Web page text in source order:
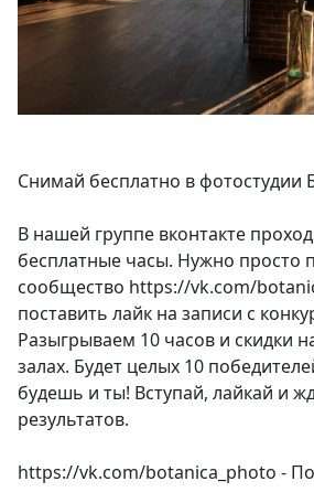
Снимай бесплатно в фотостудии
В нашей группе вконтакте
бесплатные часы. Нужно просто
сообщество https://vk.com/
поставить лайк на записи с
Разыгрываем 10 часов и скидки
залах. Будет целых 10
будешь и ты! Вступай, лайкай и
результатов.
https://vk.com/botanica_photo -